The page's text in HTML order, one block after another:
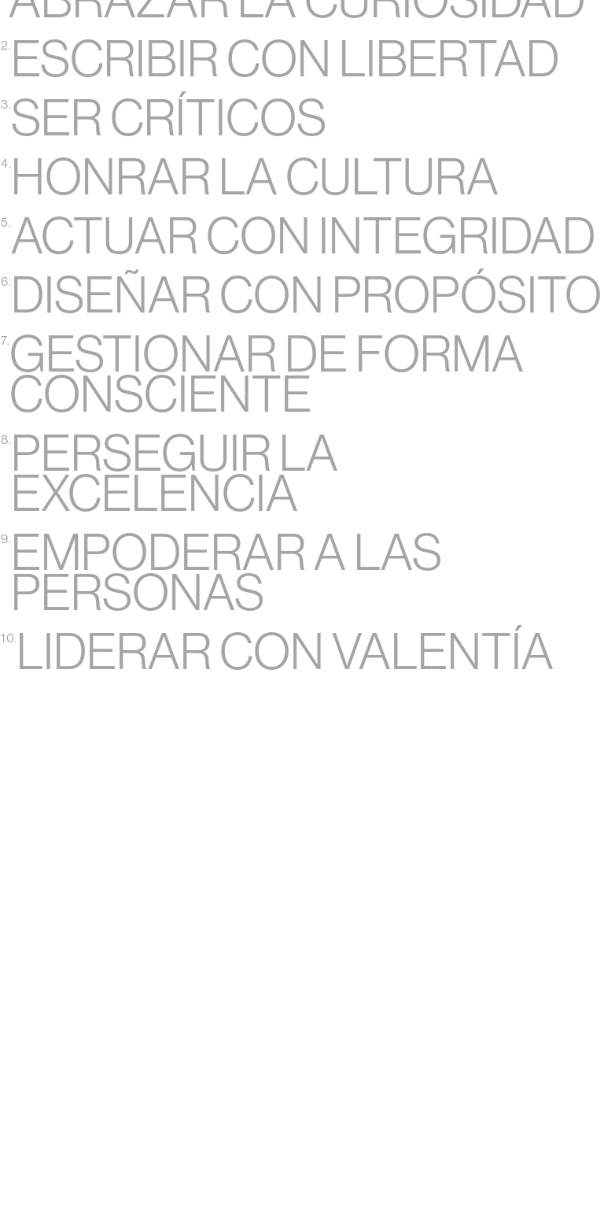
6 7 8 9 10 11 12
2. ESCRIBIR CON LIBERTAD
3.SER CRÍTICOS
4. HONRAR LA CULTURA
5.ACTUAR CON INTEGRIDAD
6. DISEÑAR CON PROPÓSITO
7.GESTIONAR DE FORMA
CONSCIENTE
8. PERSEGUIR LA
EXCELENCIA
9. EMPODERAR A LAS
PERSONAS
10. LIDERAR CON VALENTÍA